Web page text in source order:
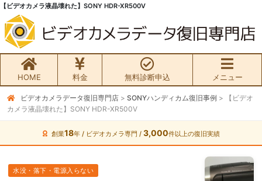
【ビデオカメラ液晶壊れた】SONY HDR-XR500V
HOME 料金 無料診断申込 メニュー
無料初期診断お申込み
ビデオカメラ データ復旧HOME
料金・メニュー
ビデオカメラデータ復旧専門店 > SONYハンディカム復旧事例 >
【ビデオ
カメラ液晶壊れた】SONY HDR-XR500V
創業18年 / ビデオカメラ専門 / 3,000件以上の復旧実績
水没・落下・電源入らない